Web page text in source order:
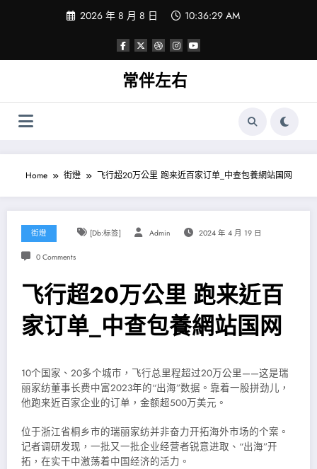
2026 年 8 月 8 日 10:36:30 AM
常伴左右
Home 街燈 飞行超20万公里 跑来近百家订单_中查包養網站国网
街燈 [db:标签] Admin 2024 年 4 月 19 日
0 Comments
飞行超20万公里 跑来近百
家订单_中查包養網站国网
10个国家、20多个城市，飞行总里程超过20万公里——这是瑞
丽家纺董事长费中富2023年的“出海”数据。靠着一股拼劲儿，
他跑来近百家企业的订单，金额超500万美元。
位于浙江省桐乡市的瑞丽家纺并非奋力开拓海外市场的个案。
记者调研发现，一批又一批企业经营者锐意进取、“出海”开
拓，在实干中激荡着中国经济的活力。